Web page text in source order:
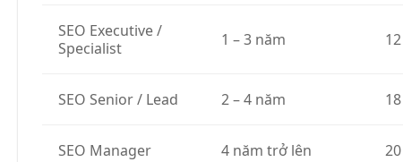
SEO Executive /
Specialist
1 – 3 năm
SEO Senior / Lead 2 – 4 năm
SEO Manager 4 năm trở lên